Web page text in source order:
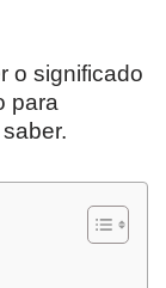
o significado
para